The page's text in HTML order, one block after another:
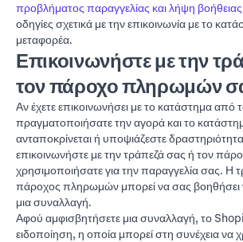
προβλήματος παραγγελίας και λήψη βοήθειας
οδηγίες σχετικά με την επικοινωνία με το
μεταφορέα.
Επικοινωνήστε με την
τον πάροχο πληρωμών
Αν έχετε επικοινωνήσει με το κατάστημα από
πραγματοποιήσατε την αγορά και το
ανταποκρίνεται ή υποψιάζεστε
επικοινωνήστε με την τράπεζά σας ή τον
χρησιμοποιήσατε για την παραγγελία σας. Η
πάροχος πληρωμών μπορεί να σας βοηθήσει
μια συναλλαγή.
Αφού αμφισβητήσετε μια συναλλαγή, το
ειδοποίηση, η οποία μπορεί στη συνέχεια να